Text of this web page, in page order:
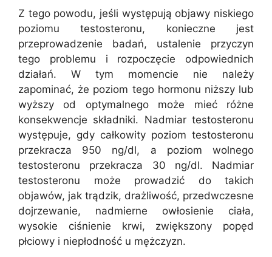
Z tego powodu, jeśli występują objawy niskiego
poziomu testosteronu, konieczne jest
przeprowadzenie badań, ustalenie przyczyn
tego problemu i rozpoczęcie odpowiednich
działań. W tym momencie nie należy
zapominać, że poziom tego hormonu niższy lub
wyższy od optymalnego może mieć różne
konsekwencje składniki. Nadmiar testosteronu
występuje, gdy całkowity poziom testosteronu
przekracza 950 ng/dl, a poziom wolnego
testosteronu przekracza 30 ng/dl. Nadmiar
testosteronu może prowadzić do takich
objawów, jak trądzik, drażliwość, przedwczesne
dojrzewanie, nadmierne owłosienie ciała,
wysokie ciśnienie krwi, zwiększony popęd
płciowy i niepłodność u mężczyzn.